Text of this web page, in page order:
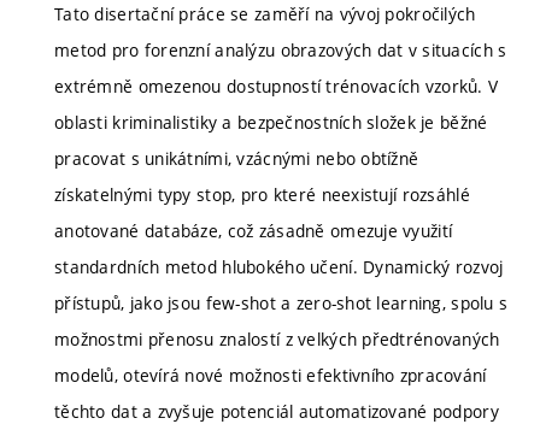
Tato disertační práce se zaměří na vývoj pokročilých
metod pro forenzní analýzu obrazových dat v situacích s
extrémně omezenou dostupností trénovacích vzorků. V
oblasti kriminalistiky a bezpečnostních složek je běžné
pracovat s unikátními, vzácnými nebo obtížně
získatelnými typy stop, pro které neexistují rozsáhlé
anotované databáze, což zásadně omezuje využití
standardních metod hlubokého učení. Dynamický rozvoj
přístupů, jako jsou few-shot a zero-shot learning, spolu s
možnostmi přenosu znalostí z velkých předtrénovaných
modelů, otevírá nové možnosti efektivního zpracování
těchto dat a zvyšuje potenciál automatizované podpory